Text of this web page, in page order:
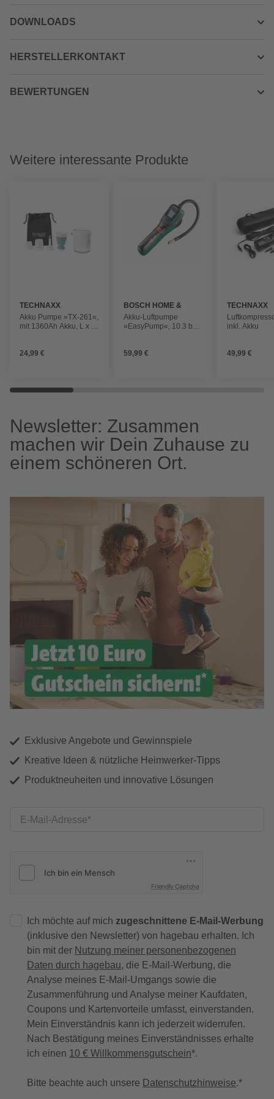
DOWNLOADS
HERSTELLERKONTAKT
BEWERTUNGEN
Weitere interessante Produkte
TECHNAXX
Akku Pumpe »TX-261«,
mit 1360Ah Akku, L x Ø:
24,99 €
BOSCH HOME &
GARDEN
Akku-Luftpumpe
»EasyPump«, 10.3 bar,
59,99 €
TECHNAXX
inkl. Akku
49,99 €
Newsletter: Zusammen
machen wir Dein Zuhause zu
einem schöneren Ort.
Exklusive Angebote und Gewinnspiele
Kreative Ideen & nützliche Heimwerker-Tipps
Produktneuheiten und innovative Lösungen
E-Mail-Adresse
Friendly Captcha
Ich möchte auf mich zugeschnittene E-Mail-Werbung
(inklusive den Newsletter) von hagebau erhalten. Ich
bin mit der Nutzung meiner personenbezogenen
Daten durch hagebau, die E-Mail-Werbung, die
Analyse meines E-Mail-Umgangs sowie die
Zusammenführung und Analyse meiner Kaufdaten,
Coupons und Kartenvorteile umfasst, einverstanden.
Mein Einverständnis kann ich jederzeit widerrufen.
Nach Bestätigung meines Einverständnisses erhalte
ich einen 10 € Willkommensgutschein*.
Bitte beachte auch unsere Datenschutzhinweise.